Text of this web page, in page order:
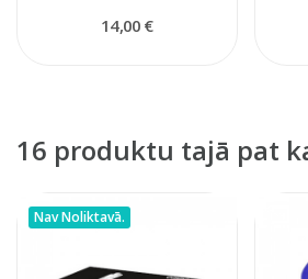
14,00 €
16 produktu tajā pat
Nav Noliktavā.